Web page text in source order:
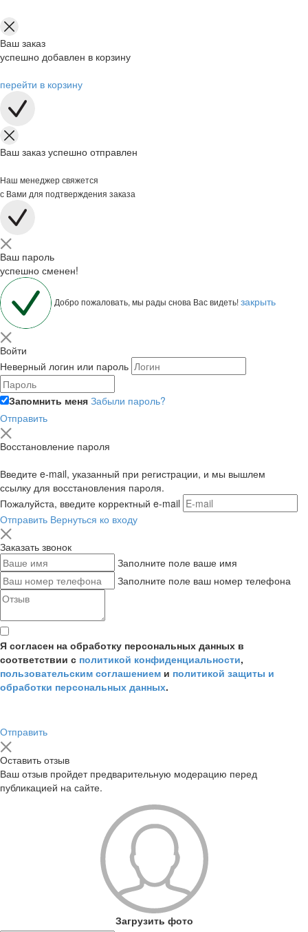
Ваш заказ
успешно добавлен в корзину
перейти в корзину
Ваш заказ успешно отправлен
Наш менеджер свяжется
с Вами для подтверждения заказа
Ваш пароль
успешно сменен!
Добро пожаловать, мы рады снова Вас видеть!закрыть
Войти
Неверный логин или пароль
Запомнить меня Забыли пароль?
Отправить
Восстановление пароля
Введите e-mail, указанный при регистрации, и мы вышлем
ссылку для восстановления пароля.
Пожалуйста, введите корректный e-mail
Отправить Вернуться ко входу
Заказать звонок
Заполните поле ваше имя
Заполните поле ваш номер телефона
Я согласен на обработку персональных данных в
соответствии с политикой конфиденциальности,
пользовательским соглашением и политикой защиты и
обработки персональных данных.
Отправить
Оставить отзыв
Ваш отзыв пройдет предварительную модерацию перед
публикацией на сайте.
Загрузить фото